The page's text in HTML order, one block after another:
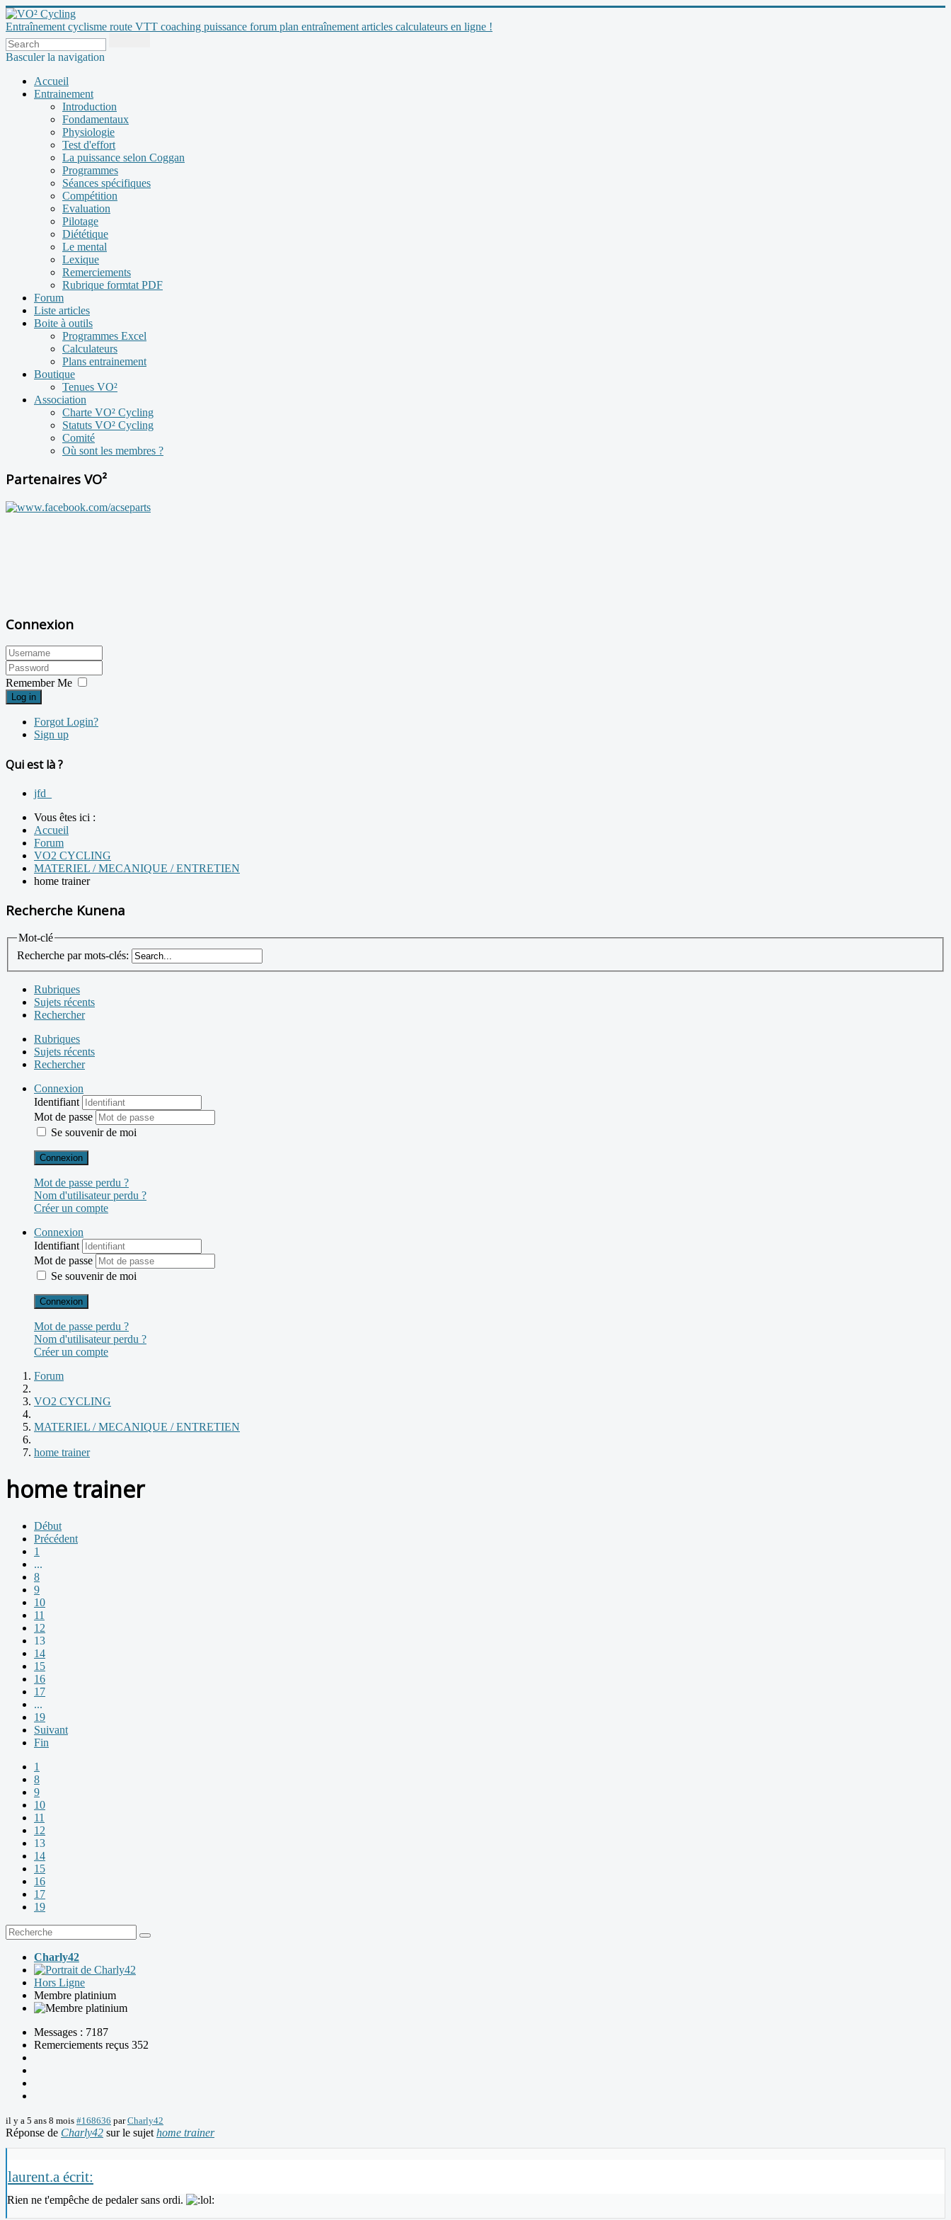
Entraînement cyclisme route VTT coaching puissance forum plan entraînement articles calculateurs en ligne !
Basculer la navigation
Accueil
Entrainement
Introduction
Fondamentaux
Physiologie
Test d'effort
La puissance selon Coggan
Programmes
Séances spécifiques
Compétition
Evaluation
Pilotage
Diététique
Le mental
Lexique
Remerciements
Rubrique formtat PDF
Forum
Liste articles
Boite à outils
Programmes Excel
Calculateurs
Plans entrainement
Boutique
Tenues VO²
Association
Charte VO² Cycling
Statuts VO² Cycling
Comité
Où sont les membres ?
Partenaires VO²
Connexion
Remember Me
Log in
Forgot Login?
Sign up
Qui est là ?
jfd_
Vous êtes ici :
Accueil
Forum
VO2 CYCLING
MATERIEL / MECANIQUE / ENTRETIEN
home trainer
Recherche Kunena
Mot-clé
Recherche par mots-clés:
Rubriques
Sujets récents
Rechercher
Rubriques
Sujets récents
Rechercher
Connexion
Identifiant
Mot de passe
Se souvenir de moi
Connexion
Mot de passe perdu ?
Nom d'utilisateur perdu ?
Créer un compte
Connexion
Identifiant
Mot de passe
Se souvenir de moi
Connexion
Mot de passe perdu ?
Nom d'utilisateur perdu ?
Créer un compte
Forum
VO2 CYCLING
MATERIEL / MECANIQUE / ENTRETIEN
home trainer
home trainer
Début
Précédent
1
...
8
9
10
11
12
13
14
15
16
17
...
19
Suivant
Fin
1
8
9
10
11
12
13
14
15
16
17
19
Charly42
Hors Ligne
Membre platinium
Messages : 7187
Remerciements reçus 352
il y a 5 ans 8 mois #168636 parCharly42
Réponse de Charly42 sur le sujet home trainer
laurent.a écrit:
Rien ne t'empêche de pedaler sans ordi.